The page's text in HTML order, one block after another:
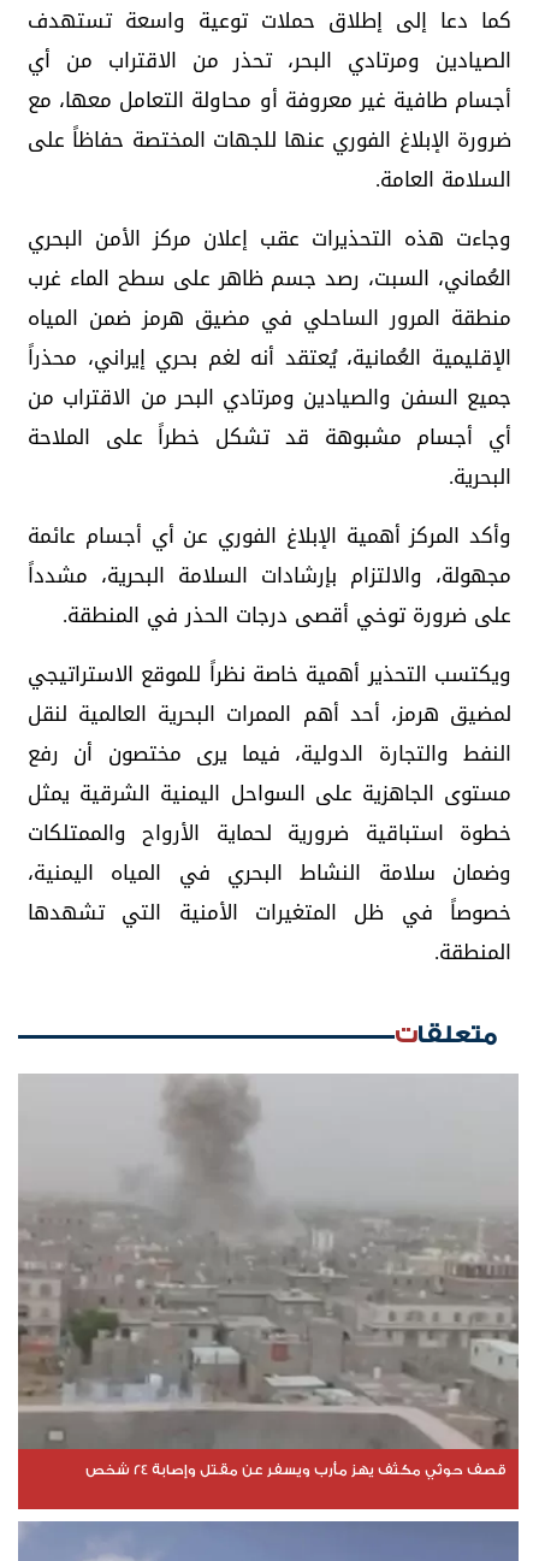
كما دعا إلى إطلاق حملات توعية واسعة تستهدف
الصيادين ومرتادي البحر، تحذر من الاقتراب من أي
أجسام طافية غير معروفة أو محاولة التعامل معها، مع
ضرورة الإبلاغ الفوري عنها للجهات المختصة حفاظاً على
السلامة العامة.
وجاءت هذه التحذيرات عقب إعلان مركز الأمن البحري
العُماني، السبت، رصد جسم ظاهر على سطح الماء غرب
منطقة المرور الساحلي في مضيق هرمز ضمن المياه
الإقليمية العُمانية، يُعتقد أنه لغم بحري إيراني، محذراً
جميع السفن والصيادين ومرتادي البحر من الاقتراب من
أي أجسام مشبوهة قد تشكل خطراً على الملاحة
البحرية.
وأكد المركز أهمية الإبلاغ الفوري عن أي أجسام عائمة
مجهولة، والالتزام بإرشادات السلامة البحرية، مشدداً
على ضرورة توخي أقصى درجات الحذر في المنطقة.
ويكتسب التحذير أهمية خاصة نظراً للموقع الاستراتيجي
لمضيق هرمز، أحد أهم الممرات البحرية العالمية لنقل
النفط والتجارة الدولية، فيما يرى مختصون أن رفع
مستوى الجاهزية على السواحل اليمنية الشرقية يمثل
خطوة استباقية ضرورية لحماية الأرواح والممتلكات
وضمان سلامة النشاط البحري في المياه اليمنية،
خصوصاً في ظل المتغيرات الأمنية التي تشهدها
المنطقة.
متعلقات
قصف حوثي مكثف يهز مأرب ويسفر عن مقتل وإصابة 24 شخص